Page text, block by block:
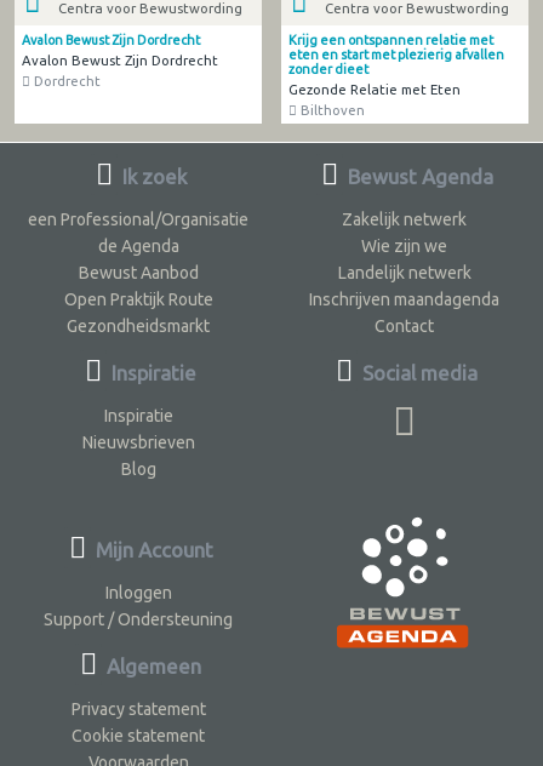
Centra voor Bewustwording
Avalon Bewust Zijn Dordrecht
Avalon Bewust Zijn Dordrecht
Dordrecht
Centra voor Bewustwording
Krijg een ontspannen relatie met
eten en start met plezierig afvallen
zonder dieet
Gezonde Relatie met Eten
Bilthoven
Ik zoek
een Professional/Organisatie
de Agenda
Bewust Aanbod
Open Praktijk Route
Gezondheidsmarkt
Inspiratie
Inspiratie
Nieuwsbrieven
Blog
Bewust Agenda
Zakelijk netwerk
Wie zijn we
Landelijk netwerk
Inschrijven maandagenda
Contact
Social media
Mijn Account
Inloggen
Support / Ondersteuning
Algemeen
Privacy statement
Cookie statement
Voorwaarden